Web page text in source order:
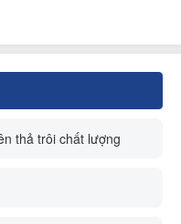
thả trôi chất lượng